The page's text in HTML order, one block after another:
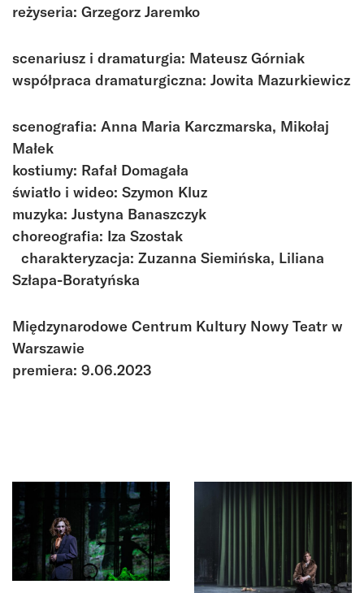
reżyseria: Grzegorz Jaremko
scenariusz i dramaturgia: Mateusz Górniak
współpraca dramaturgiczna: Jowita Mazurkiewicz
scenografia: Anna Maria Karczmarska, Mikołaj
Małek
kostiumy: Rafał Domagała
światło i wideo: Szymon Kluz
muzyka: Justyna Banaszczyk
choreografia: Iza Szostak
charakteryzacja: Zuzanna Siemińska, Liliana
Szłapa-Boratyńska
Międzynarodowe Centrum Kultury Nowy Teatr w
Warszawie
premiera: 9.06.2023